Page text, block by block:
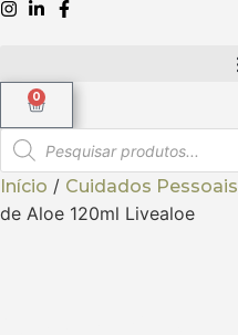
0
Início / Cuidados Pessoais
de Aloe 120ml Livealoe